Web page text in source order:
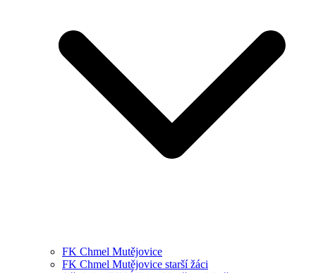
FK Chmel Mutějovice
FK Chmel Mutějovice starší žáci